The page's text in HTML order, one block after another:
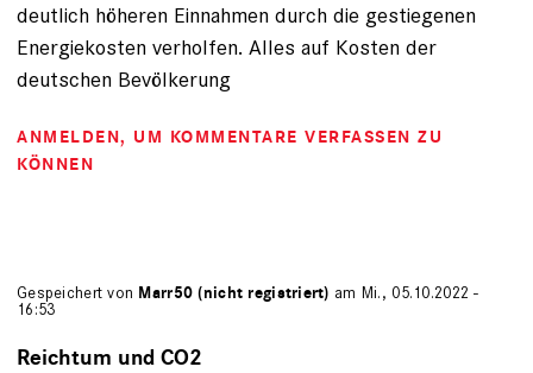
deutlich höheren Einnahmen durch die gestiegenen
Energiekosten verholfen. Alles auf Kosten der
deutschen Bevölkerung
ANMELDEN, UM KOMMENTARE VERFASSEN ZU
KÖNNEN
Gespeichert von Marr50 (nicht registriert) am Mi., 05.10.2022 -
16:53
Reichtum und CO2